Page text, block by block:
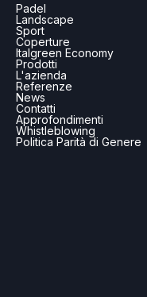
Padel
Landscape
Sport
Coperture
Italgreen Economy
Prodotti
L'azienda
Referenze
News
Contatti
Approfondimenti
Whistleblowing
Politica Parità di Genere